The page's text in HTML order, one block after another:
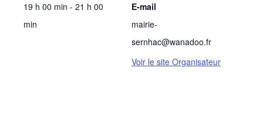
19 h 00 min - 21 h 00
min
E-mail
mairie-
sernhac@wanadoo.fr
Voir le site Organisateur